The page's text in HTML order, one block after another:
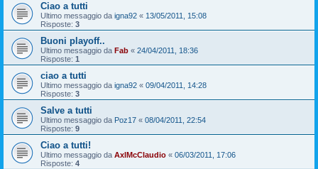
Ciao a tutti
Ultimo messaggio da igna92 « 13/05/2011, 15:08
Risposte: 3
Buoni playoff..
Ultimo messaggio da Fab « 24/04/2011, 18:36
Risposte: 1
ciao a tutti
Ultimo messaggio da igna92 « 09/04/2011, 14:28
Risposte: 3
Salve a tutti
Ultimo messaggio da Poz17 « 08/04/2011, 22:54
Risposte: 9
Ciao a tutti!
Ultimo messaggio da AxlMcClaudio « 06/03/2011, 17:06
Risposte: 4